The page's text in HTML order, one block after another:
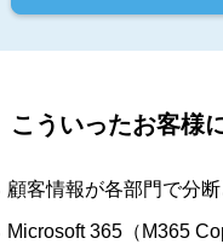
こういったお客様
顧客情報が各部門で分
Microsoft 365（M365